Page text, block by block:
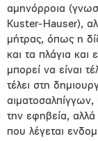
αμηνόρροια
Kuster-Hauser),
μήτρας, όπως η
και τα πλάγια
μπορεί να είναι
τέλει στη
αιματοσαλπίγγων,
την εφηβεία, αλλά
που λέγεται